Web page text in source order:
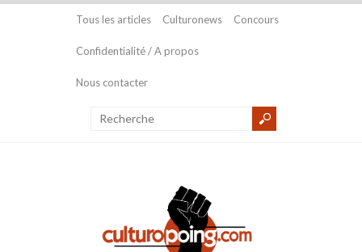
Tous les articles Culturonews Concours
Confidentialité / A propos
Nous contacter